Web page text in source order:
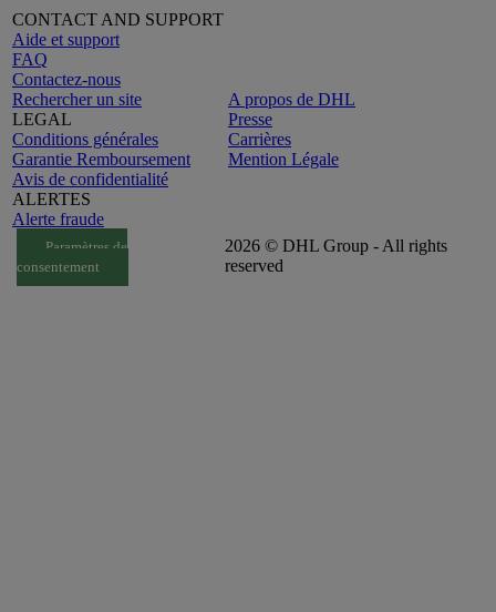
CONTACT AND SUPPORT
Aide et support
FAQ
Contactez-nous
Rechercher un site
LEGAL
Conditions générales
Garantie Remboursement
Avis de confidentialité
ALERTES
Alerte fraude
A propos de DHL
Presse
Carrières
Mention Légale
Paramètres de
consentement
2026 © DHL Group - All rights
reserved